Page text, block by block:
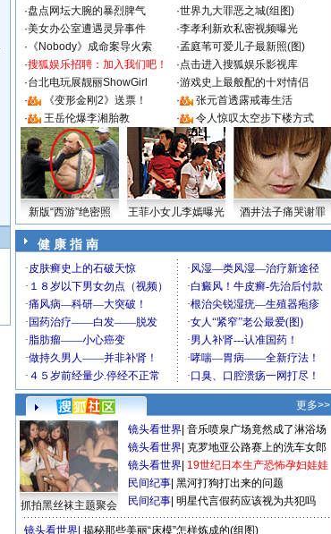
·盘点网坛大腕的暴烈脾气 ·世界九大罪恶之城(组图)
·美女办公室遭遇灵异事件 ·李孝利新欢私密视频曝光
· 《Nobody》成命案导火索 ·孟庭苇可爱儿子最新照(图)
·搜狐娱乐招聘：加入我们吧！ ·点击进入搜狐娱乐影视库
·台北电玩展靓丽ShowGirl ·游戏史上最般配的十对情侣
·
《变形金刚2》送票！ ·
张元首透露戒毒生活
·
王岳伦爆李湘胎教 · 令人惊叹太空步下楼方式
新版“西游”绝密照 王菲小女儿李嫣曝光 酒井法子痛哭谢罪
健 康 指 南
更多>>
抓拍黑丝袜主题聚会
镜头看世界 音乐喷泉广场竟然成了淋浴场
镜头看世界 克罗地亚公路赛上的洗车女郎
镜头看世界 19世纪日本生产恐怖孕妇娃娃
民间纪事 黑河打狗打出来的问题
民间纪事 明星代言假药应该视为共犯吗
镜头看世界 揭秘那些美丽“床模”怎样炼成的(组图)